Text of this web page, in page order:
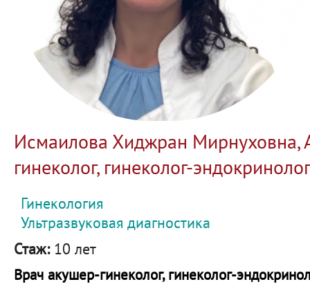
Исмаилова Хиджран Мирнуховна,
гинеколог, гинеколог-
Гинекология
Ультразвуковая диагностика
Стаж: 10 лет
Врач акушер-гинеколог, гинеколог-